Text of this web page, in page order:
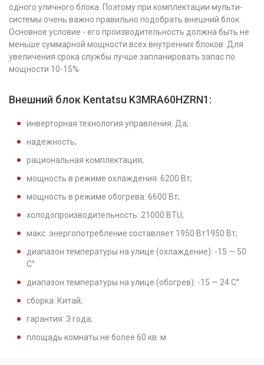
одного уличного блока. Поэтому при комплектации мульти-
системы очень важно правильно подобрать внешний блок.
Основное условие - его производительность должна быть не
меньше суммарной мощности всех внутренних блоков. Для
увеличения срока службы лучше запланировать запас по
мощности 10-15%.
Внешний блок Kentatsu K3MRA60HZRN1:
инверторная технология управления: Да;
надежность;
рациональная комплектация;
мощность в режиме охлаждения: 6200 Вт;
мощность в режиме обогрева: 6600 Вт;
холодопроизводительность: 21000 BTU;
макс. энергопотребление составляет 1950 Вт1950 Вт;
диапазон температуры на улице (охлаждение): -15 — 50
С°
диапазон температуры на улице (обогрев): -15 — 24 С°
сборка: Китай;
гарантия: 3 года;
площадь комнаты не более 60 кв. м.